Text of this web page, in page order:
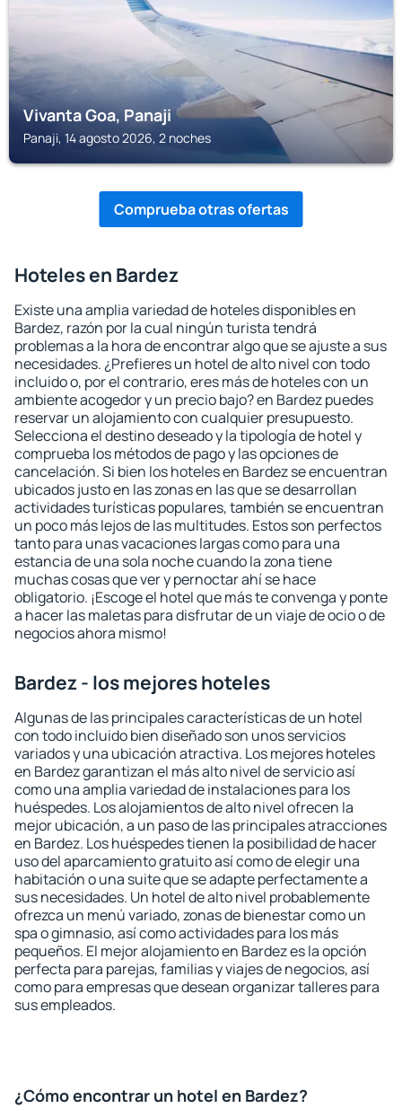
Vivanta Goa, Panaji
Panaji, 14 agosto 2026, 2 noches
Comprueba otras ofertas
Hoteles en Bardez
Existe una amplia variedad de hoteles disponibles en
Bardez, razón por la cual ningún turista tendrá
problemas a la hora de encontrar algo que se ajuste a sus
necesidades. ¿Prefieres un hotel de alto nivel con todo
incluido o, por el contrario, eres más de hoteles con un
ambiente acogedor y un precio bajo? en Bardez puedes
reservar un alojamiento con cualquier presupuesto.
Selecciona el destino deseado y la tipología de hotel y
comprueba los métodos de pago y las opciones de
cancelación. Si bien los hoteles en Bardez se encuentran
ubicados justo en las zonas en las que se desarrollan
actividades turísticas populares, también se encuentran
un poco más lejos de las multitudes. Estos son perfectos
tanto para unas vacaciones largas como para una
estancia de una sola noche cuando la zona tiene
muchas cosas que ver y pernoctar ahí se hace
obligatorio. ¡Escoge el hotel que más te convenga y ponte
a hacer las maletas para disfrutar de un viaje de ocio o de
negocios ahora mismo!
Bardez - los mejores hoteles
Algunas de las principales características de un hotel
con todo incluido bien diseñado son unos servicios
variados y una ubicación atractiva. Los mejores hoteles
en Bardez garantizan el más alto nivel de servicio así
como una amplia variedad de instalaciones para los
huéspedes. Los alojamientos de alto nivel ofrecen la
mejor ubicación, a un paso de las principales atracciones
en Bardez. Los huéspedes tienen la posibilidad de hacer
uso del aparcamiento gratuito así como de elegir una
habitación o una suite que se adapte perfectamente a
sus necesidades. Un hotel de alto nivel probablemente
ofrezca un menú variado, zonas de bienestar como un
spa o gimnasio, así como actividades para los más
pequeños. El mejor alojamiento en Bardez es la opción
perfecta para parejas, familias y viajes de negocios, así
como para empresas que desean organizar talleres para
sus empleados.
¿Cómo encontrar un hotel en Bardez?